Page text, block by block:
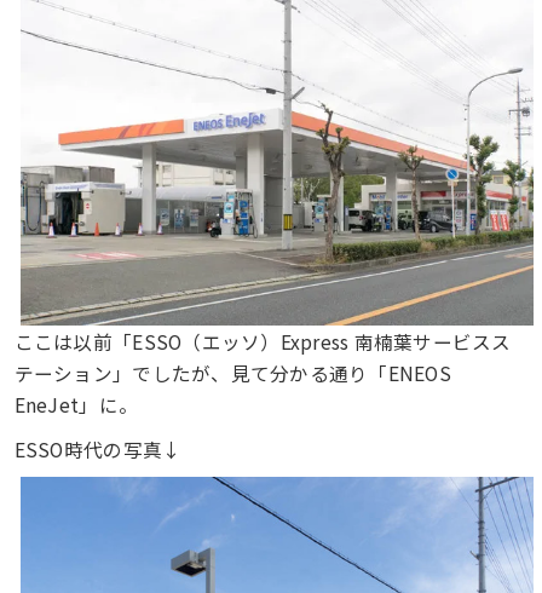
ここは以前「ESSO（エッソ）Express 南楠葉サービスス
テーション」でしたが、見て分かる通り「ENEOS
EneJet」に。
ESSO時代の写真↓